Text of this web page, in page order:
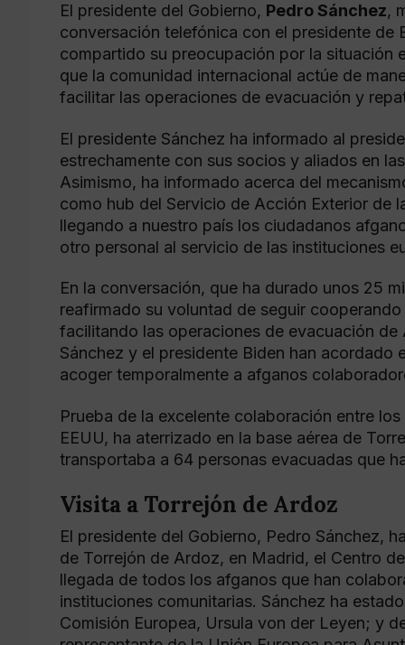
El presidente del Gobierno, Pedro Sánchez,
conversación telefónica con el presidente de
compartido su preocupación por la situación
que la comunidad internacional actúe de
facilitar las operaciones de evacuación y
El presidente Sánchez ha informado al
estrechamente con sus socios y aliados en
Asimismo, ha informado acerca del
como hub del Servicio de Acción Exterior de
llegando a nuestro país los ciudadanos
otro personal al servicio de las instituciones
En la conversación, que ha durado unos 25
reafirmado su voluntad de seguir
facilitando las operaciones de evacuación
Sánchez y el presidente Biden han acordado
acoger temporalmente a afganos
Prueba de la excelente colaboración entre
EEUU, ha aterrizado en la base aérea de
transportaba a 64 personas evacuadas que
Visita a Torrejón de Ardoz
El presidente del Gobierno, Pedro Sánchez,
de Torrejón de Ardoz, en Madrid, el Centro
llegada de todos los afganos que han
instituciones comunitarias. Sánchez ha
Comisión Europea, Ursula von der Leyen; y